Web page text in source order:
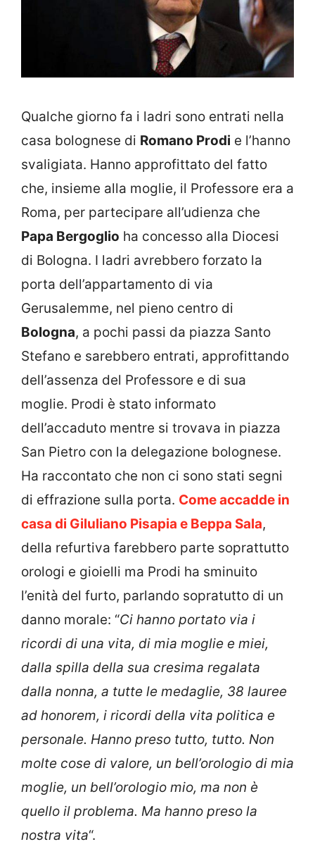
Qualche giorno fa i ladri sono entrati nella
casa bolognese di Romano Prodi e l’hanno
svaligiata. Hanno approfittato del fatto
che, insieme alla moglie, il Professore era a
Roma, per partecipare all’udienza che
Papa Bergoglio ha concesso alla Diocesi
di Bologna. I ladri avrebbero forzato la
porta dell’appartamento di via
Gerusalemme, nel pieno centro di
Bologna, a pochi passi da piazza Santo
Stefano e sarebbero entrati, approfittando
dell’assenza del Professore e di sua
moglie. Prodi è stato informato
dell’accaduto mentre si trovava in piazza
San Pietro con la delegazione bolognese.
Ha raccontato che non ci sono stati segni
di effrazione sulla porta. Come accadde in
casa di Giluliano Pisapia e Beppa Sala,
della refurtiva farebbero parte soprattutto
orologi e gioielli ma Prodi ha sminuito
l’enità del furto, parlando sopratutto di un
danno morale: “Ci hanno portato via i
ricordi di una vita, di mia moglie e miei,
dalla spilla della sua cresima regalata
dalla nonna, a tutte le medaglie, 38 lauree
ad honorem, i ricordi della vita politica e
personale. Hanno preso tutto, tutto. Non
molte cose di valore, un bell’orologio di mia
moglie, un bell’orologio mio, ma non è
quello il problema. Ma hanno preso la
nostra vita“.